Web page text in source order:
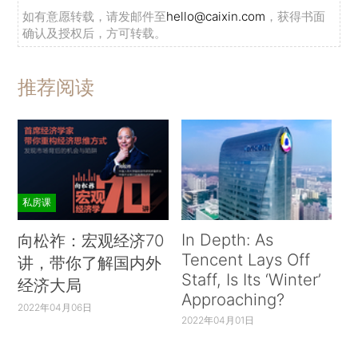
如有意愿转载，请发邮件至hello@caixin.com ，获得书面
确认及授权后，方可转载。
推荐阅读
私房课
向松祚：宏观经济70
讲，带你了解国内外
经济大局
2022年04月06日
In Depth: As
Tencent Lays Off
Staff, Is Its ‘Winter’
Approaching?
2022年04月01日